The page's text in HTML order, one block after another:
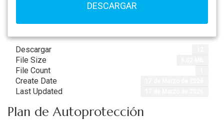
DESCARGAR
Descargar
File Size
File Count
Create Date
Last Updated
Plan de Autoprotección